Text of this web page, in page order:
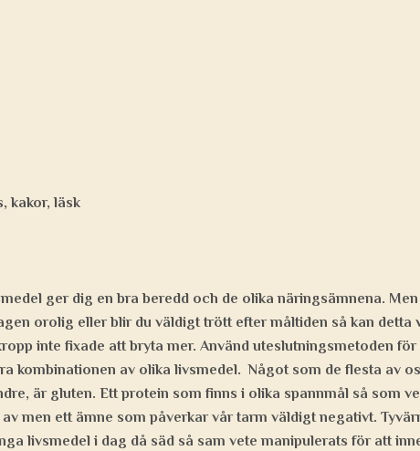
kakor, läsk
ger dig en bra beredd och de olika näringsämnena.
orolig eller blir du väldigt trött efter måltiden så kan detta
inte fixade att bryta mer. Använd uteslutningsmetoden för
kombinationen av olika livsmedel. Något som de flesta av
är gluten. Ett protein som finns i olika spannmål så som
men ett ämne som påverkar vår tarm väldigt negativt.
livsmedel i dag då säd så sam vete manipulerats för att